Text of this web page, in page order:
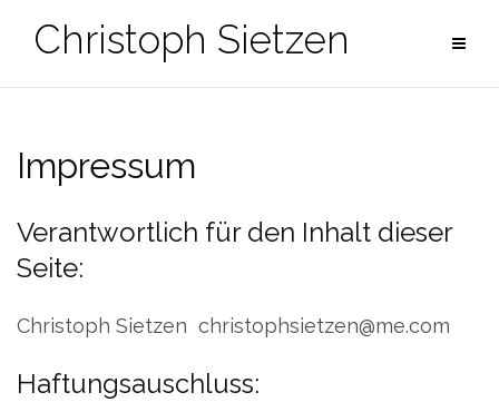
InhaltChristoph Sietzen
Impressum
Verantwortlich für den Inhalt dieser
Seite:
Christoph Sietzen christophsietzen@me.com
Haftungsauschluss: